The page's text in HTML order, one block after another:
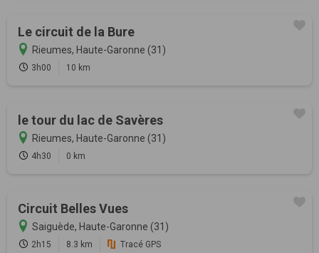
Le circuit de la Bure
Rieumes, Haute-Garonne (31)
3h00 10 km
le tour du lac de Savères
Rieumes, Haute-Garonne (31)
4h30 0 km
Circuit Belles Vues
Saiguède, Haute-Garonne (31)
2h15 8.3 km Tracé GPS